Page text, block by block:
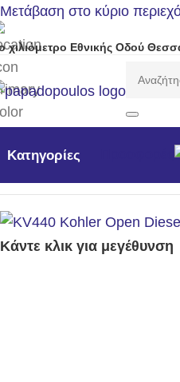
Μετάβαση στο κύριο
χιλιόμετρο Εθνικής Οδού
Κατηγορίες
Κάντε κλικ για μεγέθυνση